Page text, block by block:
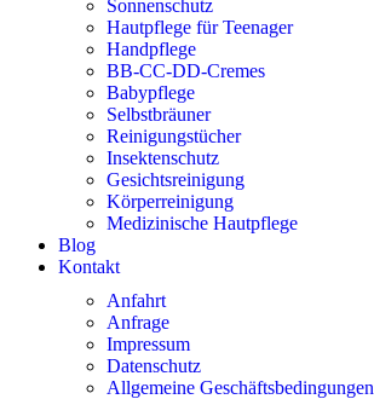
Sonnenschutz
Hautpflege für Teenager
Handpflege
BB-CC-DD-Cremes
Babypflege
Selbstbräuner
Reinigungstücher
Insektenschutz
Gesichtsreinigung
Körperreinigung
Medizinische Hautpflege
Blog
Kontakt
Anfahrt
Anfrage
Impressum
Datenschutz
Allgemeine Geschäftsbedingungen